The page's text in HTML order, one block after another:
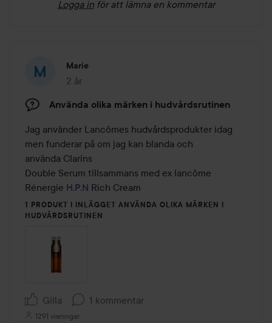
Logga in för att lämna en kommentar
Marie
2 år
Inlägget skapades 2 år
Använda olika märken i hudvårdsrutinen
Jag använder Lancômes hudvårdsprodukter idag
men funderar på om jag kan blanda och
använda Clarins
Double Serum tillsammans med ex lancôme
Rénergie H.P.N Rich Cream
1 PRODUKT I INLÄGGET ANVÄNDA OLIKA MÄRKEN I
HUDVÅRDSRUTINEN
Gilla 1 kommentar
1291 visningar